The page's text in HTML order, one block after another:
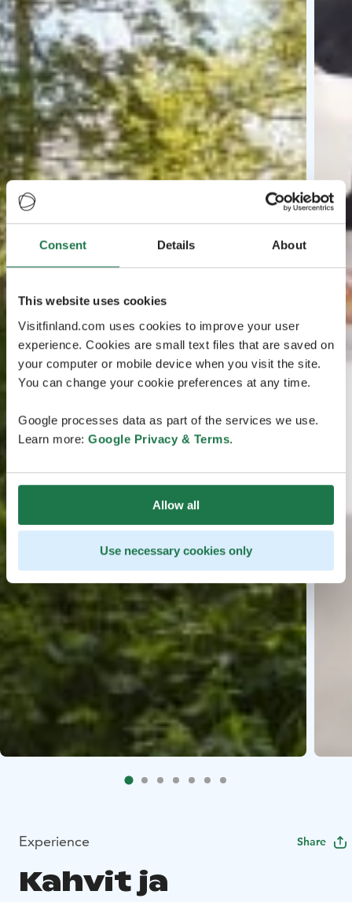
Consent Details About
This website uses cookies
Visitfinland.com uses cookies to improve your user
experience. Cookies are small text files that are saved on
your computer or mobile device when you visit the site.
You can change your cookie preferences at any time.
Google processes data as part of the services we use.
Learn more: Google Privacy & Terms.
Allow all
Use necessary cookies only
Experience Share
Kahvit ja